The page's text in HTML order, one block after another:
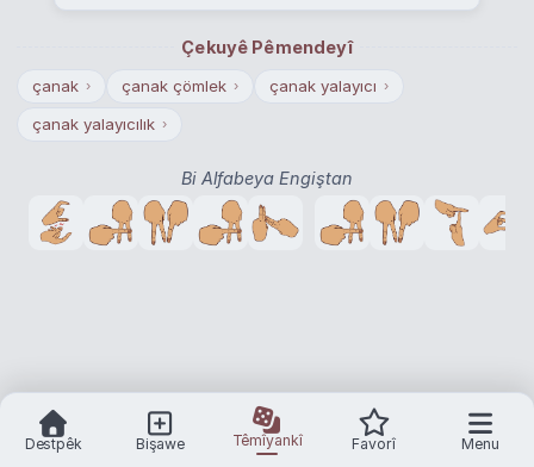
Çekuyê Pêmendeyî
çanak › çanak çömlek › çanak yalayıcı ›
çanak yalayıcılık ›
Bi Alfabeya Engiştan
Destpêk Bişawe Têmîyankî Favorî Menu